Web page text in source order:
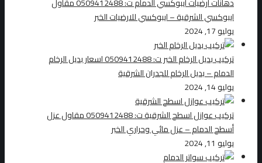
ايبوكسي الشرقية – ايبوكسي للارضيات الخبر
يوليو 17, 2024
تركيب بديل الرخام الخبر ت: 0509412488 اسعار بديل الرخام
الدمام – بديل الرخام للجدران الشرقية
يوليو 14, 2024
تركيب عوازل اسطح الشرقية ت: 0509412488 مقاول عزل
أسطح الدمام – عزل مائي وحراري الخبر
يوليو 11, 2024